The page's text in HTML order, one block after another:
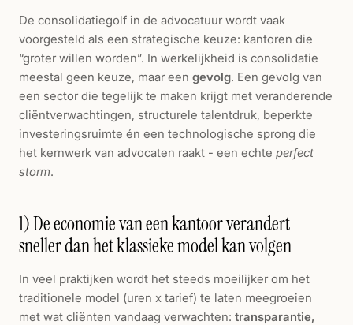
De consolidatiegolf in de advocatuur wordt vaak
voorgesteld als een strategische keuze: kantoren die
“groter willen worden”. In werkelijkheid is consolidatie
meestal geen keuze, maar een gevolg. Een gevolg van
een sector die tegelijk te maken krijgt met veranderende
cliëntverwachtingen, structurele talentdruk, beperkte
investeringsruimte én een technologische sprong die
het kernwerk van advocaten raakt - een echte perfect
storm.
1) De economie van een kantoor verandert
sneller dan het klassieke model kan volgen
In veel praktijken wordt het steeds moeilijker om het
traditionele model (uren x tarief) te laten meegroeien
met wat cliënten vandaag verwachten: transparantie,